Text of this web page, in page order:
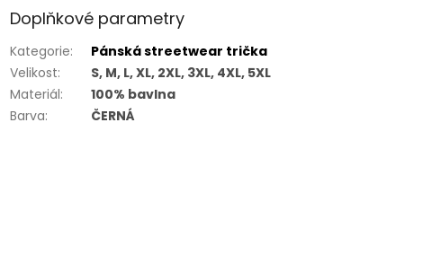
Doplňkové parametry
Kategorie:
Pánská streetwear trička
Velikost:
S, M, L, XL, 2XL, 3XL, 4XL, 5XL
Materiál:
100% bavlna
Barva: ČERNÁ